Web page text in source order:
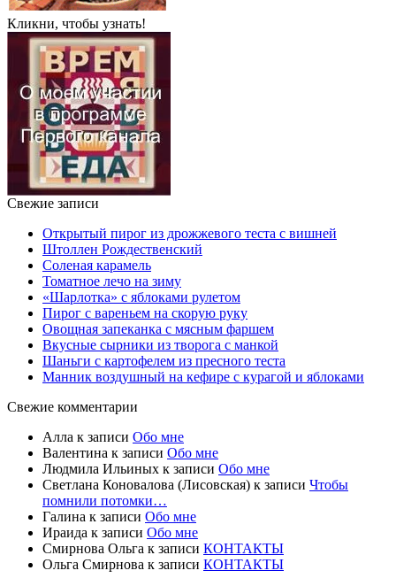
Кликни, чтобы узнать!
Свежие записи
Открытый пирог из дрожжевого теста с вишней
Штоллен Рождественский
Соленая карамель
Томатное лечо на зиму
«Шарлотка» с яблоками рулетом
Пирог с вареньем на скорую руку
Овощная запеканка с мясным фаршем
Вкусные сырники из творога с манкой
Шаньги с картофелем из пресного теста
Манник воздушный на кефире с курагой и яблоками
Свежие комментарии
Алла к записи Обо мне
Валентина к записи Обо мне
Людмила Ильиных к записи Обо мне
Светлана Коновалова (Лисовская) к записи Чтобы
помнили потомки…
Галина к записи Обо мне
Ираида к записи Обо мне
Смирнова Ольга к записи КОНТАКТЫ
Ольга Смирнова к записи КОНТАКТЫ